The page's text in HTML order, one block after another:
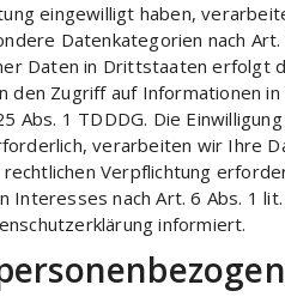
eingewilligt haben,
Datenkategorien nach
Daten in Drittstaaten erfolgt
den Zugriff auf Informationen
Abs. 1 TDDDG. Die
verarbeiten wir Ihre
Verpflichtung
nach Art. 6 Abs. 1
informiert.